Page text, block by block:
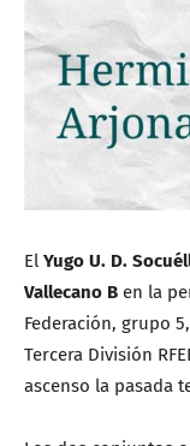
El Yugo U. D.
Vallecano B en la
Federación, grupo
Tercera División
ascenso la pasada